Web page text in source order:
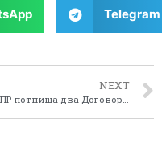
Telegram
NEXT